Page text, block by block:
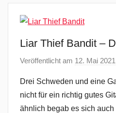
Liar Thief Bandit –
Veröffentlicht am 12. Mai 2021
Drei Schweden und eine
nicht für ein richtig gutes
ähnlich begab es sich